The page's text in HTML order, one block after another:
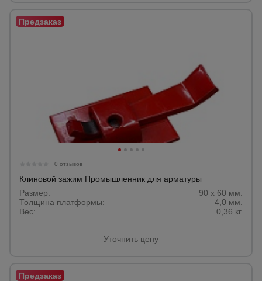
0 отзывов
Клиновой зажим Промышленник для арматуры
Размер:
90 x 60 мм.
Толщина платформы:
4,0 мм.
Вес:
0,36 кг.
Уточнить цену